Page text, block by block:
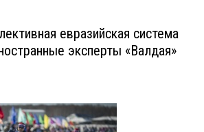
евразийская система
эксперты «Валдая»